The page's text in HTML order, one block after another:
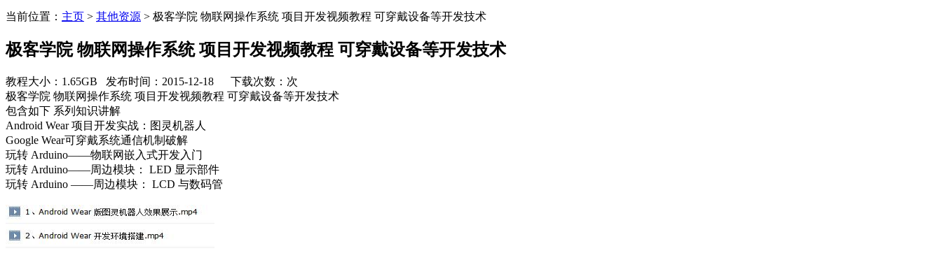
当前位置： 主页 > 其他资源 > 极客学院 物联网操作系统 项目开发视频教程 可穿戴设备等开发技术
极客学院 物联网操作系统 项目开发视频教程 可穿戴设备等开发技术
教程大小：1.65GB 发布时间：2015-12-18 下载次数： 次
极客学院 物联网操作系统 项目开发视频教程 可穿戴设备等开发技术
包含如下 系列知识讲解
Android Wear 项目开发实战：图灵机器人
Google Wear可穿戴系统通信机制破解
玩转 Arduino——物联网嵌入式开发入门
玩转 Arduino——周边模块： LED 显示部件
玩转 Arduino ——周边模块： LCD 与数码管